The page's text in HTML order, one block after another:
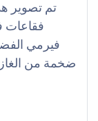
تم تصوير
فقاعات
فيرمي
ضخمة من